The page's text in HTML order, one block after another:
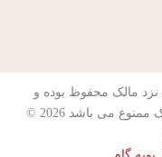
مالک محفوظ بوده و
می باشد 2026 ©